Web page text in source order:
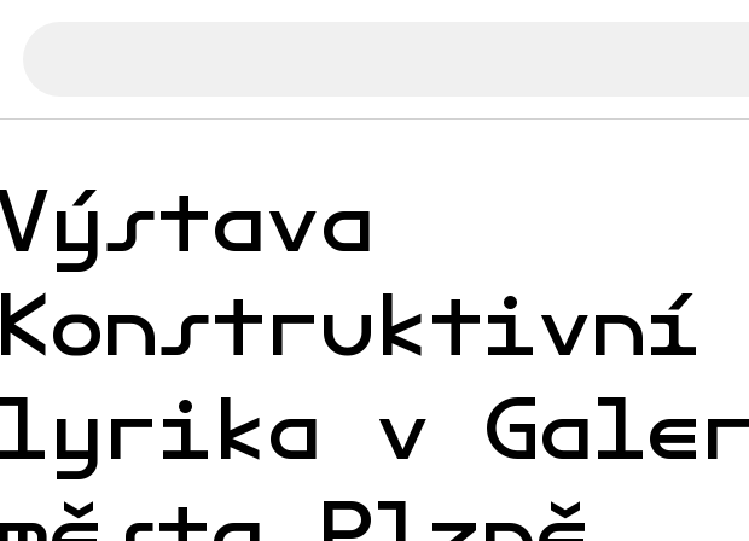
Konstruktivní
lyrika v